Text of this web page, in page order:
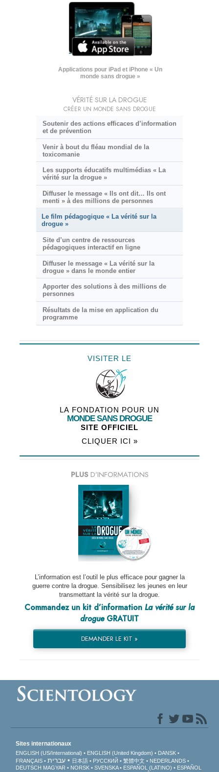
Applications pour iPad et iPhone « Un
monde sans drogue »
VÉRITÉ SUR LA DROGUE
CRÉER UN MONDE SANS DROGUE
Soutenir des actions efficaces d’information
et de prévention
Venir à bout du fléau mondial de la
toxicomanie
Les supports éducatifs multimédias « La
vérité sur la drogue »
Diffuser le message « Ils ont dit… Ils ont
menti » à des millions de personnes
Le film pédagogique « La vérité sur la
drogue »
Site d’un centre de ressources
pédagogiques interactif en ligne
Diffuser le message « La vérité sur la
drogue » dans le monde entier
Apporter des solutions à des millions de
personnes
Résultats de la mise en application du
programme
VISITER LE
LA FONDATION POUR UN
MONDE SANS DROGUE
SITE OFFICIEL
CLIQUER ICI »
PLUS D’INFORMATIONS
L’information est l’outil le plus efficace pour gagner la
guerre contre la drogue. Sensibilisez les jeunes en leur
transmettant la vérité sur la drogue.
Commandez un kit d’information La vérité sur la
drogueGRATUIT
DEMANDER LE KIT »
Sites internationaux
ENGLISH (US/International) ENGLISH (United Kingdom)
DANSK
FRANÇAIS
עברית 日本語 РУССКИЙ 繁體中文
NEDERLANDS
DEUTSCH MAGYAR NORSK SVENSKA ESPAÑOL (LATINO)
ESPAÑOL